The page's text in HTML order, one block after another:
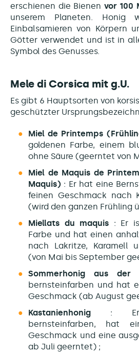
erschienen die Bienen vor 100
unserem Planeten. Honig
Einbalsamieren von Körpern
Götter verwendet und ist in
Symbol des Genusses.
Mele di Corsica mit g.U.
Es gibt 6 Hauptsorten von
geschützter
Miel de Printemps
goldenen Farbe, einem
ohne Säure (geerntet von
Miel de Maquis de
Maquis) : Er hat eine
feinen Geschmack nach
(wird den ganzen Frühling
Miellats du maquis : Er
Farbe und hat einen
nach Lakritze, Karamell
(von Mai bis September
Sommerhonig aus der
bernsteinfarben und hat
Geschmack (ab August
Kastanienhonig : Er
bernsteinfarben, hat
Geschmack und eine
ab Juli geerntet) ;